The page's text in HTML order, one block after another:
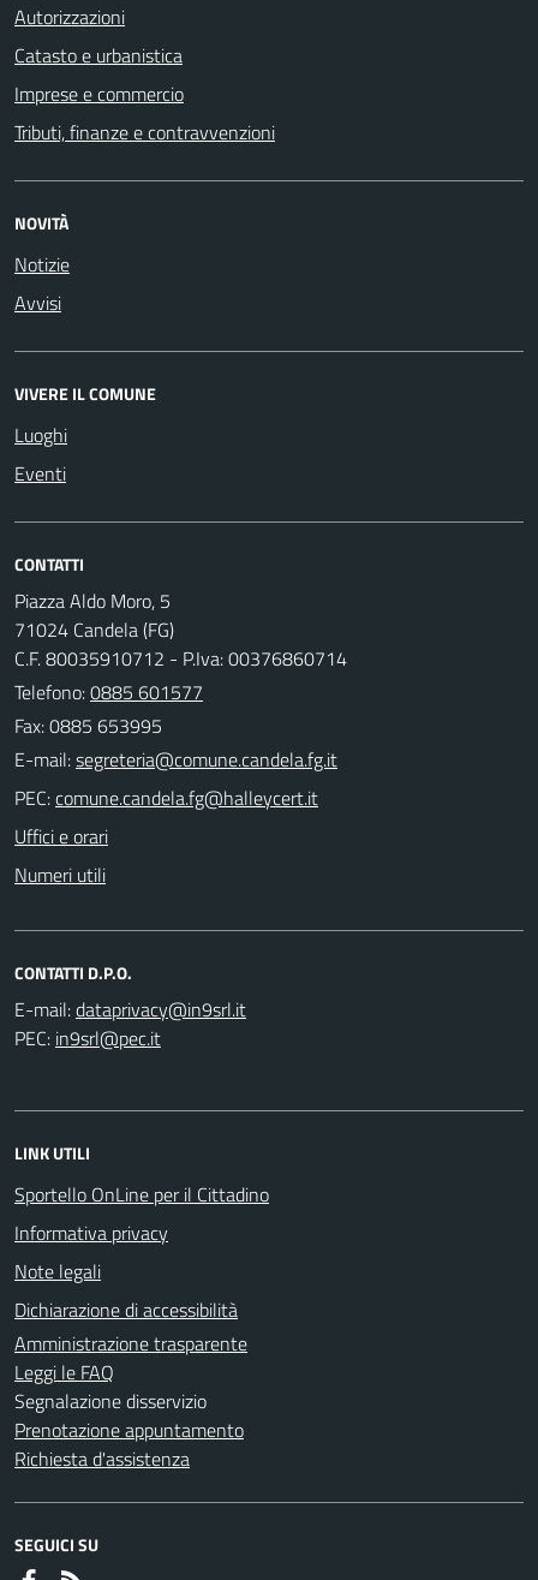
Autorizzazioni
Catasto e urbanistica
Imprese e commercio
Tributi, finanze e contravvenzioni
NOVITÀ
Notizie
Avvisi
VIVERE IL COMUNE
Luoghi
Eventi
CONTATTI
Piazza Aldo Moro, 5
71024 Candela (FG)
C.F. 80035910712 - P.Iva: 00376860714
Telefono:0885 601577
Fax: 0885 653995
E-mail:
PEC:
Uffici e orari
Numeri utili
CONTATTI D.P.O.
E-mail:
PEC:
LINK UTILI
Sportello OnLine per il Cittadino
Informativa privacy
Note legali
Dichiarazione di accessibilità
Amministrazione trasparente
Leggi le FAQ
Segnalazione disservizio
Prenotazione appuntamento
Richiesta d'assistenza
SEGUICI SU